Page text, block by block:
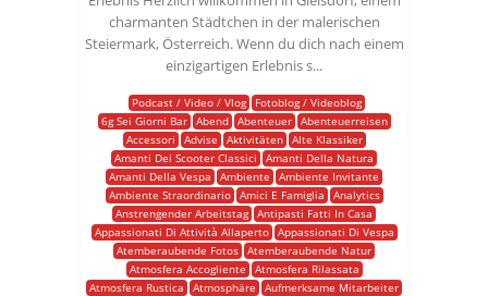
charmanten Städtchen in der malerischen
Steiermark, Österreich. Wenn du dich nach einem
einzigartigen Erlebnis s...
Podcast / Video / Vlog
Fotoblog / Videoblog
6g Sei Giorni Bar
Abend Abenteuer
Abenteuerreisen
Accessori
Advise Aktivitäten
Alte Klassiker
Amanti Dei Scooter Classici
Amanti Della Natura
Amanti Della Vespa
Ambiente
Ambiente Invitante
Ambiente Straordinario
Amici E Famiglia
Analytics
Anstrengender Arbeitstag Antipasti Fatti In Casa
Appassionati Di Attività Allaperto
Appassionati Di Vespa
Atemberaubende Fotos Atemberaubende Natur
Atmosfera Accogliente
Atmosfera Rilassata
Atmosfera Rustica
Atmosphäre
Aufmerksame Mitarbeiter